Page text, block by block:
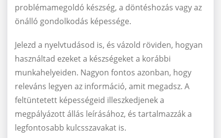
problémamegoldó készség, a döntéshozás vagy az
önálló gondolkodás képessége.
Jelezd a nyelvtudásod is, és vázold röviden, hogyan
használtad ezeket a készségeket a korábbi
munkahelyeiden. Nagyon fontos azonban, hogy
releváns legyen az információ, amit megadsz. A
feltüntetett képességeid illeszkedjenek a
megpályázott állás leírásához, és tartalmazzák a
legfontosabb kulcsszavakat is.